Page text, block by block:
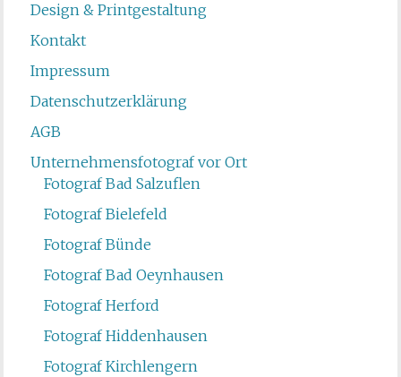
Design & Printgestaltung
Kontakt
Impressum
Datenschutzerklärung
AGB
Unternehmensfotograf vor Ort
Fotograf Bad Salzuflen
Fotograf Bielefeld
Fotograf Bünde
Fotograf Bad Oeynhausen
Fotograf Herford
Fotograf Hiddenhausen
Fotograf Kirchlengern